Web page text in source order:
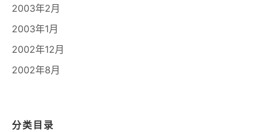
2003年2月
2003年1月
2002年12月
2002年8月
分类目录